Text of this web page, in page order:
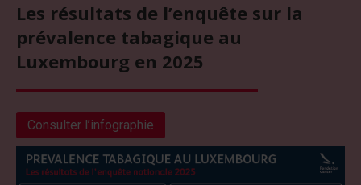
Les résultats de l’enquête sur la
prévalence tabagique au
Luxembourg en 2025
Consulter l’infographie